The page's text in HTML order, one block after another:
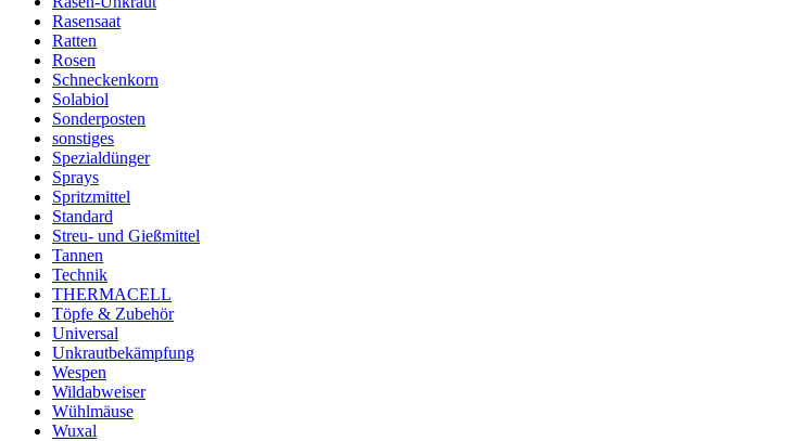
Rasensaat
Ratten
Rosen
Schneckenkorn
Solabiol
Sonderposten
sonstiges
Spezialdünger
Sprays
Spritzmittel
Standard
Streu- und Gießmittel
Tannen
Technik
THERMACELL
Töpfe & Zubehör
Universal
Unkrautbekämpfung
Wespen
Wildabweiser
Wühlmäuse
Wuxal